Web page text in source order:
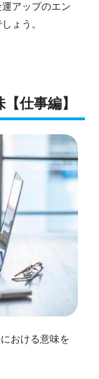
アップのエン
ょう。
仕事編】
おける意味を